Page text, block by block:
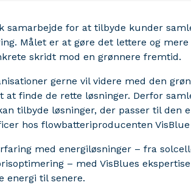
samarbejde for at tilbyde kunder
Målet er at gøre det lettere og
skridt mod en grønnere fremtid.
gerne vil videre med den
finde de rette løsninger. Derfor
tilbyde løsninger, der passer til den
hos flowbatteriproducenten VisBlue
med energiløsninger – fra
– med VisBlues
energi til senere.